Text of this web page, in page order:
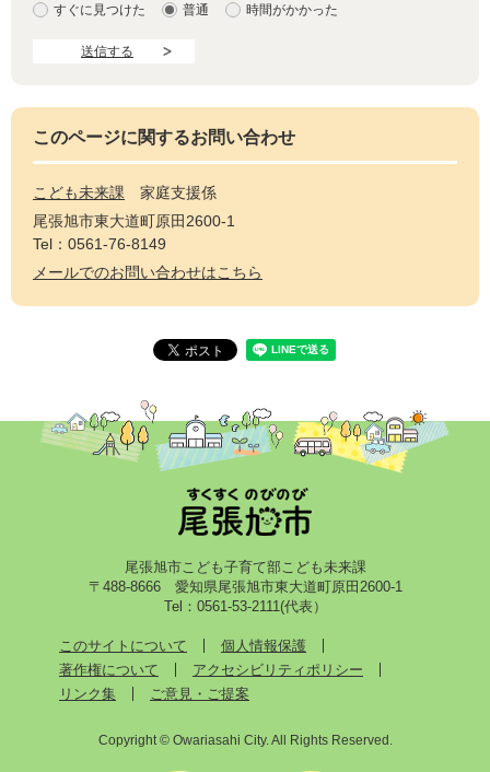
すぐに見つけた 普通 時間がかかった
このページに関するお問い合わせ
こども未来課
家庭支援係
尾張旭市東大道町原田2600-1
Tel：0561-76-8149
メールでのお問い合わせはこちら
尾張旭市こども子育て部こども未来課
〒488-8666 愛知県尾張旭市東大道町原田2600-1
Tel：0561-53-2111(代表）
このサイトについて
個人情報保護
著作権について
アクセシビリティポリシー
リンク集
ご意見・ご提案
Copyright © Owariasahi City. All Rights Reserved.